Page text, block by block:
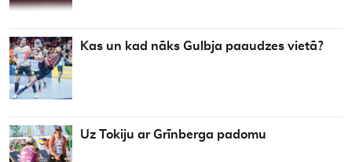
Kas un kad nāks Gulbja paaudzes vietā?
Uz Tokiju ar Grīnberga padomu